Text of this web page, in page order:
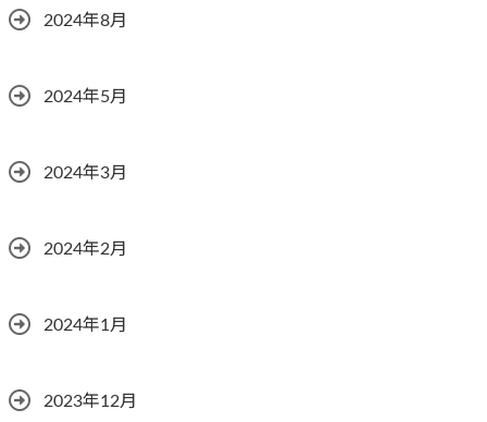
2024年8月
2024年5月
2024年3月
2024年2月
2024年1月
2023年12月